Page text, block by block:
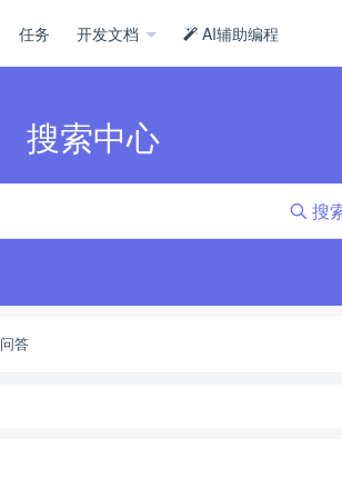
任务 开发文档 AI辅助编程
搜索中心
搜
问答